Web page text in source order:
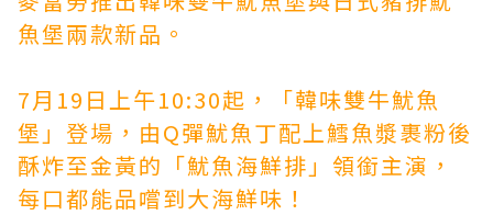
魚堡兩款新品。
7月19日上午10:30起，「韓味雙牛魷魚
堡」登場，由Q彈魷魚丁配上鱈魚漿裹粉後
酥炸至金黃的「魷魚海鮮排」領銜主演，
每口都能品嚐到大海鮮味！